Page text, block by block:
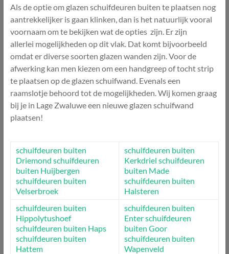
Als de optie om glazen schuifdeuren buiten te plaatsen nog
aantrekkelijker is gaan klinken, dan is het natuurlijk vooral
voornaam om te bekijken wat de opties zijn. Er zijn
allerlei mogelijkheden op dit vlak. Dat komt bijvoorbeeld
omdat er diverse soorten glazen wanden zijn. Voor de
afwerking kan men kiezen om een handgreep of tocht strip
te plaatsen op de glazen schuifwand. Evenals een
raamslotje behoord tot de mogelijkheden. Wij komen graag
bij je in Lage Zwaluwe een nieuwe glazen schuifwand
plaatsen!
schuifdeuren buiten
Driemond schuifdeuren
buiten Huijbergen
schuifdeuren buiten
Velserbroek
schuifdeuren buiten
Kerkdriel schuifdeuren
buiten Made
schuifdeuren buiten
Halsteren
schuifdeuren buiten
Hippolytushoef
schuifdeuren buiten Haps
schuifdeuren buiten
Hattem
schuifdeuren buiten
Enterschuifdeuren
buiten Goor
schuifdeuren buiten
Wapenveld